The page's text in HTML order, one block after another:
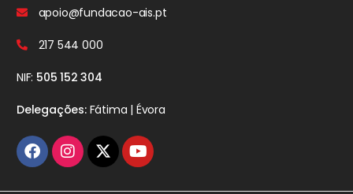
apoio@fundacao-ais.pt
217 544 000
NIF: 505 152 304
Delegações:Fátima | Évora